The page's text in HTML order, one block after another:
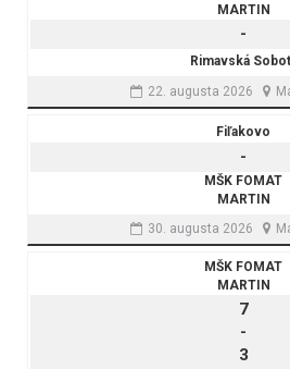
MARTIN
-
Rimavská
22. augusta 2026
Fiľakovo
-
MŠK FOMAT
MARTIN
30. augusta 2026
MŠK FOMAT
MARTIN
7
-
3